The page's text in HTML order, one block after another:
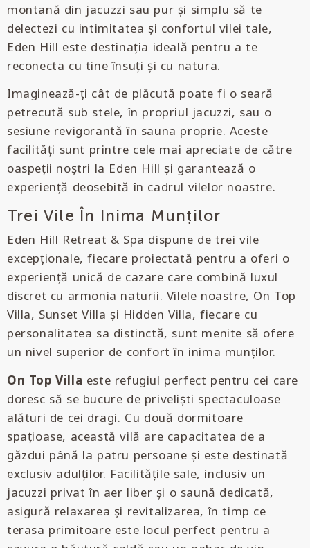
montană din jacuzzi sau pur și simplu să te
delectezi cu intimitatea și confortul vilei tale,
Eden Hill este destinația ideală pentru a te
reconecta cu tine însuți și cu natura.
Imaginează-ți cât de plăcută poate fi o seară
petrecută sub stele, în propriul jacuzzi, sau o
sesiune revigorantă în sauna proprie. Aceste
facilități sunt printre cele mai apreciate de către
oaspeții noștri la Eden Hill și garantează o
experiență deosebită în cadrul vilelor noastre.
Trei Vile În Inima Munților
Eden Hill Retreat & Spa dispune de trei vile
excepționale, fiecare proiectată pentru a oferi o
experiență unică de cazare care combină luxul
discret cu armonia naturii. Vilele noastre, On Top
Villa, Sunset Villa și Hidden Villa, fiecare cu
personalitatea sa distinctă, sunt menite să ofere
un nivel superior de confort în inima munților.
On Top Villa este refugiul perfect pentru cei care
doresc să se bucure de priveliști spectaculoase
alături de cei dragi. Cu două dormitoare
spațioase, această vilă are capacitatea de a
găzdui până la patru persoane și este destinată
exclusiv adulților. Facilitățile sale, inclusiv un
jacuzzi privat în aer liber și o saună dedicată,
asigură relaxarea și revitalizarea, în timp ce
terasa primitoare este locul perfect pentru a